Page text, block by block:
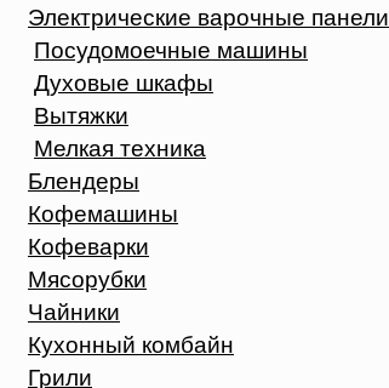
Электрические варочные панели
Посудомоечные машины
Духовые шкафы
Вытяжки
Мелкая техника
Блендеры
Кофемашины
Кофеварки
Мясорубки
Чайники
Кухонный комбайн
Грили